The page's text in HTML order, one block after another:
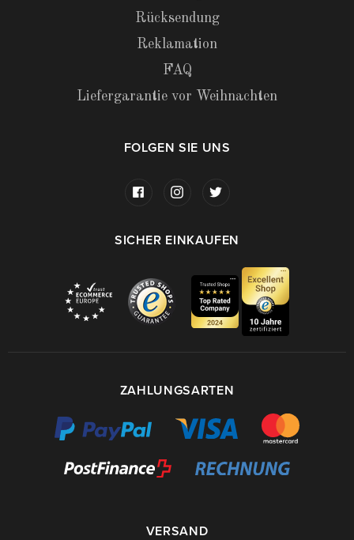
Rücksendung
Reklamation
FAQ
Liefergarantie vor Weihnachten
FOLGEN SIE UNS
SICHER EINKAUFEN
ZAHLUNGSARTEN
VERSAND